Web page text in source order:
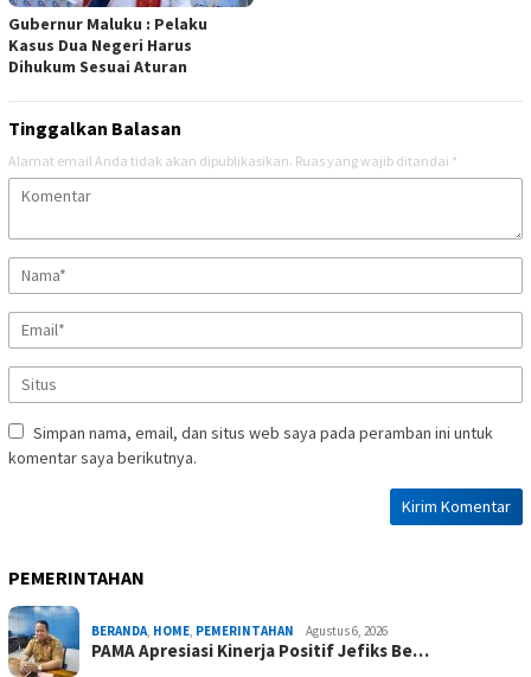
Gubernur Maluku : Pelaku
Kasus Dua Negeri Harus
Dihukum Sesuai Aturan
Tinggalkan Balasan
Alamat email Anda tidak akan dipublikasikan. Ruas yang wajib ditandai *
Simpan nama, email, dan situs web saya pada peramban ini untuk
komentar saya berikutnya.
PEMERINTAHAN
BERANDA, HOME, PEMERINTAHAN Agustus 6, 2026
PAMA Apresiasi Kinerja Positif Jefiks Be…